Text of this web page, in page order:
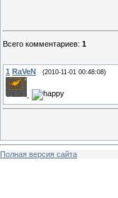
Всего комментариев: 1
1 RaVeN (2010-11-01 00:48:08)
Полная версия сайта